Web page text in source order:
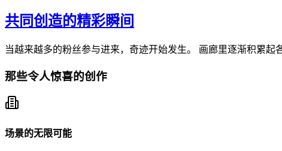
共同创造的精彩瞬间
当越来越多的粉丝参与进来， 奇迹开始发生。 画廊里逐渐积累起
那些令人惊喜的创作
场景的无限可能